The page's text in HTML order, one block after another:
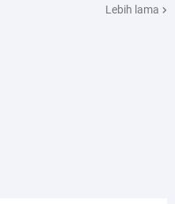
Lebih lama